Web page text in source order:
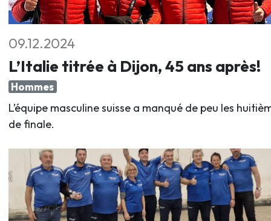
09.12.2024
L’Italie titrée à Dijon, 45 ans après!
Hommes
L’équipe masculine suisse a manqué de peu les
de finale.